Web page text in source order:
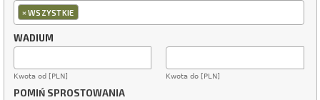
×WSZYSTKIE
WADIUM
Kwota od [PLN] Kwota do [PLN]
POMIŃ SPROSTOWANIA